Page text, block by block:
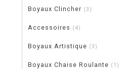
Boyaux Clincher (3)
Accessoires (4)
Boyaux Artistique (3)
Boyaux Chaise Roulante (1)